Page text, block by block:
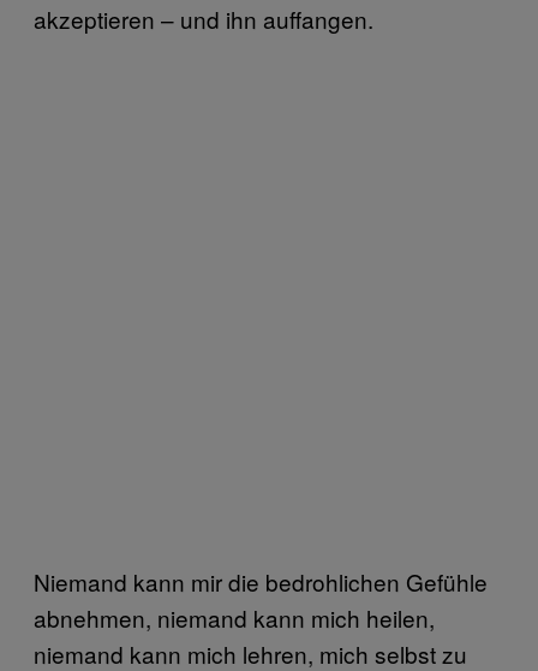
akzeptieren – und ihn auffangen.
Niemand kann mir die bedrohlichen Gefühle
abnehmen, niemand kann mich heilen,
niemand kann mich lehren, mich selbst zu